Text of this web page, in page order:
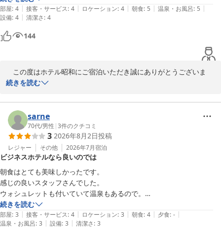
部屋: 4 | 接客・サービス: 4 | ロケーション: 4 | 朝食: 5 | 温泉・お風呂: 5 |
設備: 4 | 清潔さ: 4
144
この度はホテル昭和にご宿泊いただき誠にありがとうございま
す。
快適にお過ごしいただけて大変嬉しく思います。
リピート確定との嬉しいお言葉に励まされ、パワーをいただきまし
た。
せひまたお越しください。
スタッフ一同心よりお待ちしております。
ホテル　昭和
ホテル 昭和＜山梨県＞
2026-06-04
続きを読む
sarne
70代/男性 |3件のクチコミ
3 2026年8月2日投稿
レジャー その他 2026年7月宿泊
ビジネスホテルなら良いのでは
朝食はとても美味しかったです。
感じの良いスタッフさんでした。
ウォシュレットも付いていて温泉もあるので。
ビジネスホテルに使うなら気楽に泊まれていいと思います。
いろんな絵を飾ってあります。
泉質には好みがあるので人好き好きだと思います。
続きを読む
部屋: 3 | 接客・サービス: 4 | ロケーション: 3 | 朝食: 4 | 夕食: - |
温泉・お風呂: 3 | 設備: 3 | 清潔さ: 3